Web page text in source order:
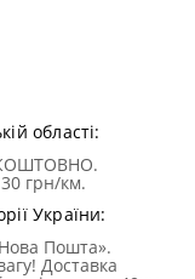
області:
грн/км.
України:
Пошта».
Доставка